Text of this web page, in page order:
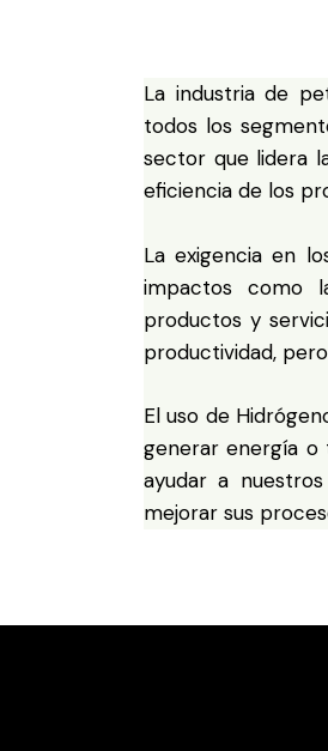
La industria de
todos los
sector que lidera
eficiencia de los
La exigencia en
impactos como
productos y
productividad,
El uso de
generar energía
ayudar a
mejorar sus